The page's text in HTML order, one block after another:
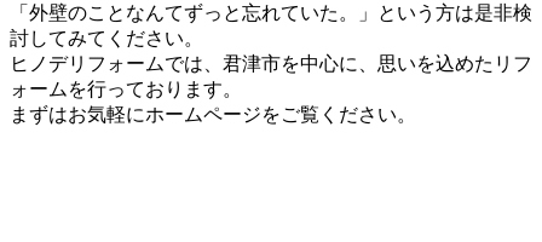
「外壁のことなんてずっと忘れていた。」という方は是非検
討してみてください。
ヒノデリフォームでは、君津市を中心に、思いを込めたリフ
ォームを行っております。
まずはお気軽にホームページをご覧ください。